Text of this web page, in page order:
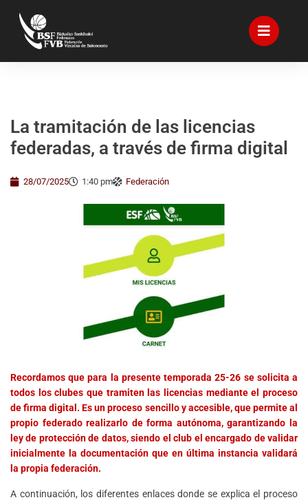
La tramitación de las licencias
federadas, a través de firma digital
28/07/2025 1:40 pm Federación
Recordamos que para la presente temporada 25-26 se solicita a
todos los clubes que tramiten las licencias mediante el proceso
de firma digital. Es un proceso sencillo y accesible, que permite al
propio federado realizarlo de forma autónoma, garantizando la
ley de protección de datos, siendo el club el encargado de validar
inicialmente la documentación que en última instancia validará
la propia federación.
A continuación, los diferentes enlaces donde se explica el proceso